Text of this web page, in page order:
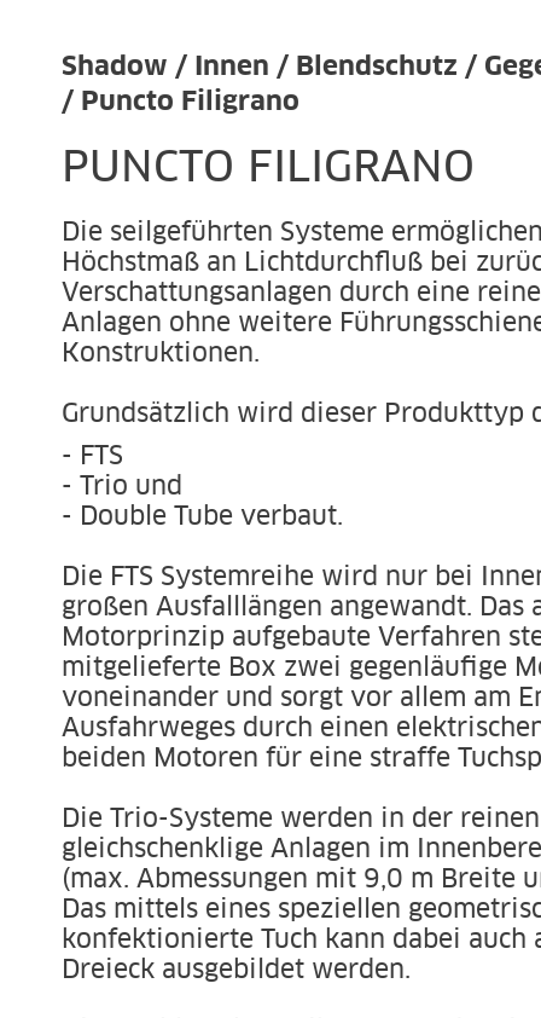
Shadow / Innen / Blendschutz /
/ Puncto Filigrano
PUNCTO FILIGRANO
Die seilgeführten Systeme
Höchstmaß an Lichtdurchfluß bei
Verschattungsanlagen durch eine
Anlagen ohne weitere
Konstruktionen.
Grundsätzlich wird dieser Produkttyp
- FTS
- Trio und
- Double Tube verbaut.
Die FTS Systemreihe wird nur bei
großen Ausfalllängen angewandt. Das
Motorprinzip aufgebaute Verfahren
mitgelieferte Box zwei gegenläufige
voneinander und sorgt vor allem am
Ausfahrweges durch einen
beiden Motoren für eine straffe
Die Trio-Systeme werden in der
gleichschenklige Anlagen im
(max. Abmessungen mit 9,0 m Breite
Das mittels eines speziellen
konfektionierte Tuch kann dabei auch
Dreieck ausgebildet werden.